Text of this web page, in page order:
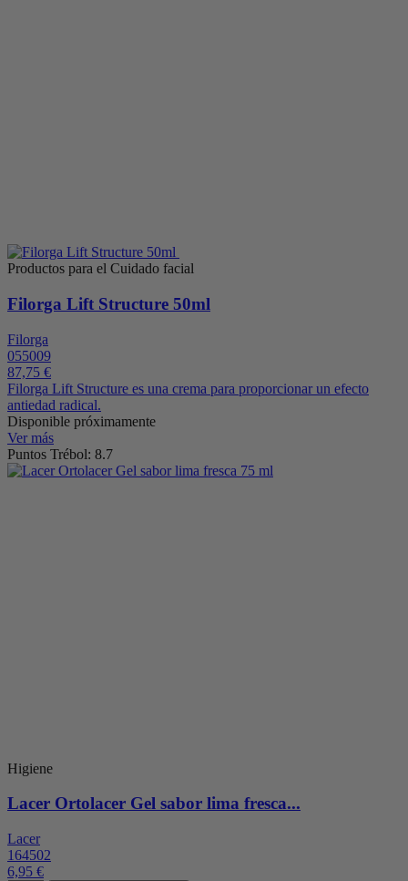
Productos para el Cuidado facial
Filorga Lift Structure 50ml
Filorga
055009
87,75 €
Filorga Lift Structure es una crema para proporcionar un efecto
antiedad radical.
Disponible próximamente
Ver más
Puntos Trébol: 8.7
Higiene
Lacer Ortolacer Gel sabor lima fresca...
Lacer
164502
6,95 €